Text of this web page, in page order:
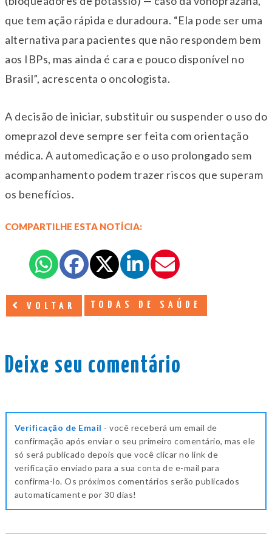
que tem ação rápida e duradoura. “Ela pode ser uma
alternativa para pacientes que não respondem bem
aos IBPs, mas ainda é cara e pouco disponível no
Brasil”, acrescenta o oncologista.
A decisão de iniciar, substituir ou suspender o uso do
omeprazol deve sempre ser feita com orientação
médica. A automedicação e o uso prolongado sem
acompanhamento podem trazer riscos que superam
os benefícios.
COMPARTILHE ESTA NOTÍCIA:
VOLTAR TODAS DE SAÚDE
Deixe seu comentário
Verificação de Email - você receberá um email de
confirmação após enviar o seu primeiro comentário, mas ele
só será publicado depois que você clicar no link de
verificação enviado para a sua conta de e-mail para
confirma-lo. Os próximos comentários serão publicados
automaticamente por 30 dias!